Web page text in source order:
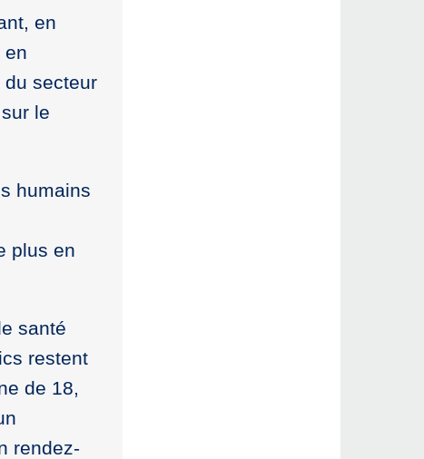
en
en
du secteur
le
humains
plus en
santé
restent
de 18,
rendez-